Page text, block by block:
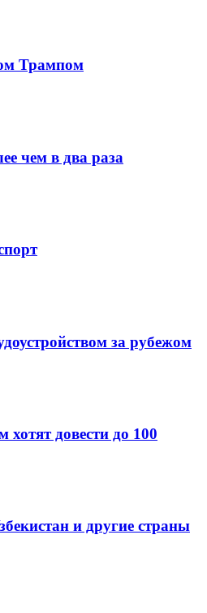
Трампом
чем в два раза
за рубежом
хотят довести до 100
и другие страны